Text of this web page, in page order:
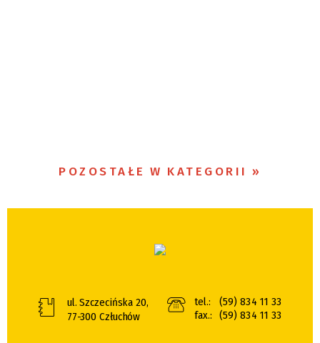
POZOSTAŁE W KATEGORII
ul. Szczecińska 20,
77-300 Człuchów
tel.:
(59) 834 11 33
fax.:
(59) 834 11 33